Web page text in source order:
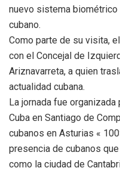
nuevo sistema
cubano.
Como parte de su visita,
con el Concejal de
Ariznavarreta, a quien
actualidad cubana.
La jornada fue
Cuba en Santiago de
cubanos en Asturias «
presencia de cubanos
como la ciudad de